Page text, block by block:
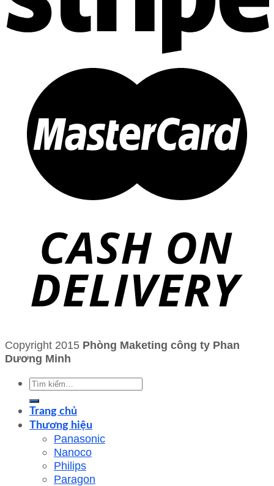
Copyright 2015 Phòng Maketing công ty Phan
Dương Minh
Tìm
Trang chủ
Thương hiệu
Panasonic
Nanoco
Philips
Paragon